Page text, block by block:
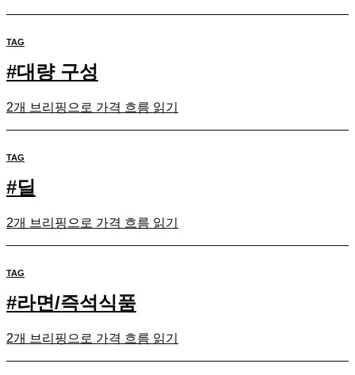
TAG
#대량 구성
2개 브리핑으로 가격 흐름 읽기
TAG
#딜
2개 브리핑으로 가격 흐름 읽기
TAG
#라면/즉석식품
2개 브리핑으로 가격 흐름 읽기